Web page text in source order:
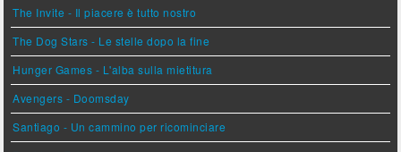
The Invite - Il piacere è tutto nostro
The Dog Stars - Le stelle dopo la fine
Hunger Games - L'alba sulla mietitura
Avengers - Doomsday
Santiago - Un cammino per ricominciare